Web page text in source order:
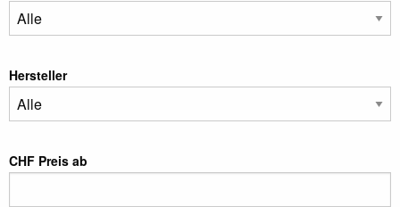
Hersteller
CHF Preis ab